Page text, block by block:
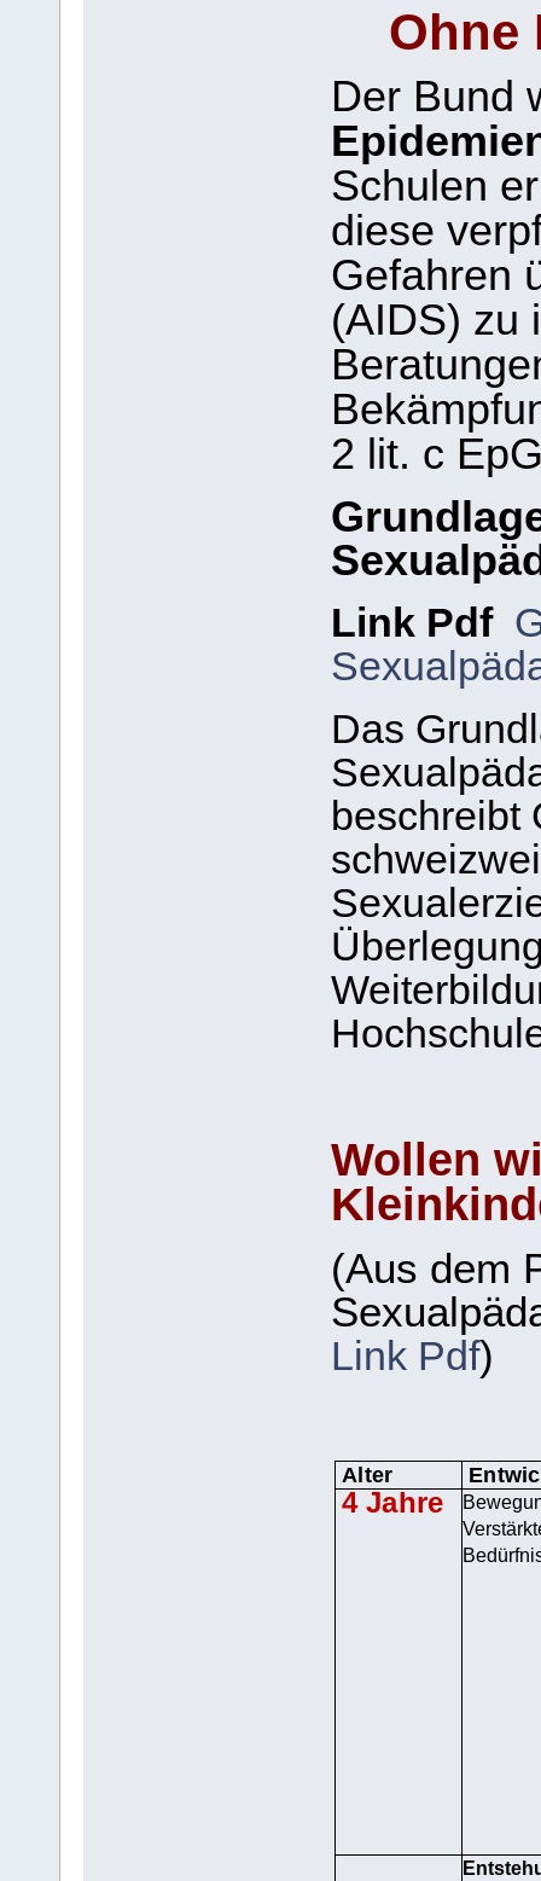
Ohne
Der Bund
Schulen
diese
Gefahren
(AIDS) zu
2 lit. c
Link Pdf
Das
beschreibt
Wollen
(Aus dem
Link Pdf)
Alter
4 Jahre